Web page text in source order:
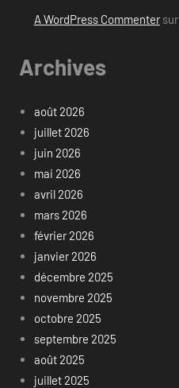
A WordPress Commentersur
Archives
août 2026
juillet 2026
juin 2026
mai 2026
avril 2026
mars 2026
février 2026
janvier 2026
décembre 2025
novembre 2025
octobre 2025
septembre 2025
août 2025
juillet 2025